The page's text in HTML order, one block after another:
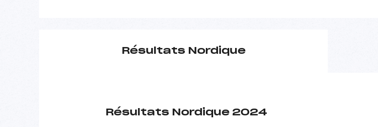
Résultats Nordique
Résultats Nordique 2024